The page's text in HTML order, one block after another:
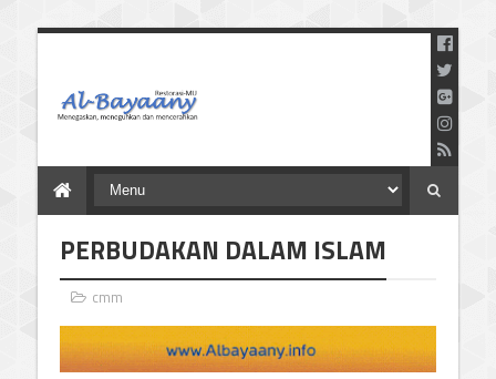
dan Mencerahkan
PERBUDAKAN DALAM ISLAM
cmm